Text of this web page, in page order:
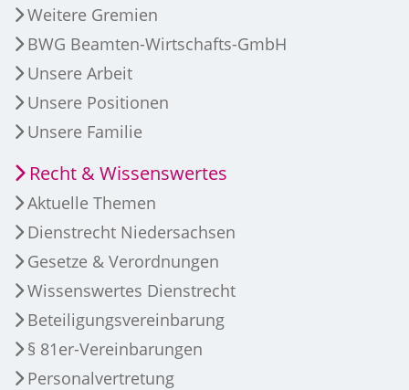
Weitere Gremien
BWG Beamten-Wirtschafts-GmbH
Unsere Arbeit
Unsere Positionen
Unsere Familie
Recht & Wissenswertes
Aktuelle Themen
Dienstrecht Niedersachsen
Gesetze & Verordnungen
Wissenswertes Dienstrecht
Beteiligungsvereinbarung
§ 81er-Vereinbarungen
Personalvertretung